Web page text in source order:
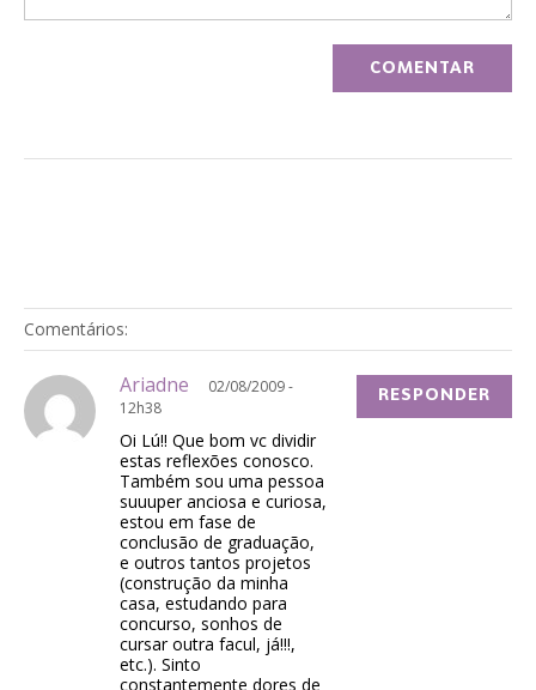
Comentários:
Ariadne
02/08/2009 -
12h38
Oi Lú!! Que bom vc dividir
estas reflexões conosco.
Também sou uma pessoa
suuuper anciosa e curiosa,
estou em fase de
conclusão de graduação,
e outros tantos projetos
(construção da minha
casa, estudando para
concurso, sonhos de
cursar outra facul, já!!!,
etc.). Sinto
constantemente dores de
RESPONDER